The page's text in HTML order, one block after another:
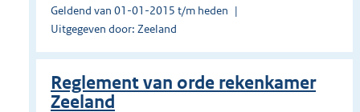
Geldend van 01-01-2015 t/m heden
Uitgegeven door: Zeeland
Reglement van orde rekenkamer
Zeeland